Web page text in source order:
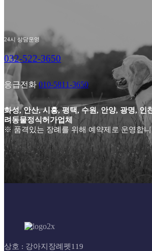
24시 상담운영
032-522-3650
응급전화 010-5811-3650
화성, 안산, 시흥, 평택, 수원, 안양, 광명, 인
려동물정식허가업체
※ 품격있는 장례를 위해 예약제로 운영합
상호 : 강아지장례펫119